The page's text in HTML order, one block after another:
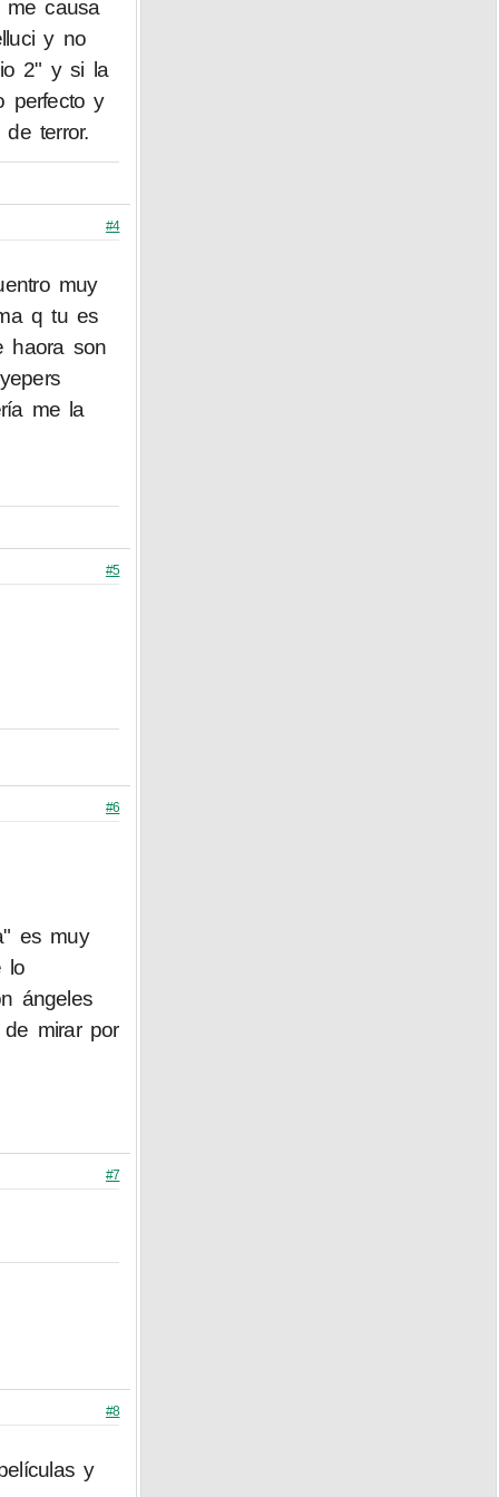
me causa
y no
2" y si la
perfecto y
terror.
#4
muy
q tu es
haora son
me la
#5
#6
es muy
lo
ángeles
mirar por
#7
#8
y